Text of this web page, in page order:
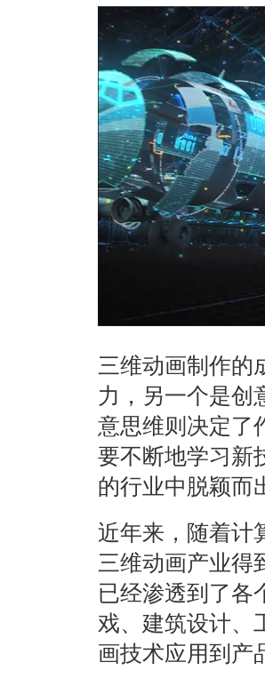
三维动画制作的
力，另一个是创
意思维则决定了
要不断地学习新
的行业中脱颖而
近年来，随着计
三维动画产业得
已经渗透到了各
戏、建筑设计、
画技术应用到产